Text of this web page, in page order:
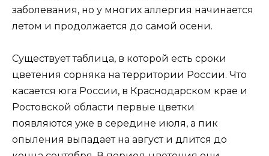
заболевания, но у многих аллергия начинается
летом и продолжается до самой осени.
Существует таблица, в которой есть сроки
цветения сорняка на территории России. Что
касается юга России, в Краснодарском крае и
Ростовской области первые цветки
появляются уже в середине июля, а пик
опыления выпадает на август и длится до